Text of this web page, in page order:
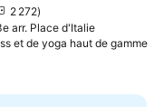
2 272
arr. Place d'Italie
et de yoga haut de gamme